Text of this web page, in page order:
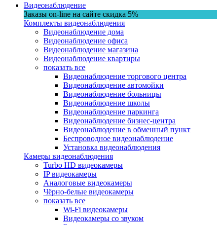
Видеонаблюдение
Заказы on-line на сaйте скидка 5%
Комплекты видеонаблюдения
Видеонаблюдение дома
Видеонаблюдение офиса
Видеонаблюдение магазина
Видеонаблюдение квартиры
показать все
Видеонаблюдение торгового центра
Видеонаблюдение автомойки
Видеонаблюдение больницы
Видеонаблюдение школы
Видеонаблюдение паркинга
Видеонаблюдение бизнес-центра
Видеонаблюдение в обменный пункт
Беспроводное видеонаблюдение
Установка видеонаблюдения
Камеры видеонаблюдения
Turbo HD видеокамеры
IP видеокамеры
Аналоговые видеокамеры
Чёрно-белые видеокамеры
показать все
Wi-Fi видеокамеры
Видеокамеры со звуком